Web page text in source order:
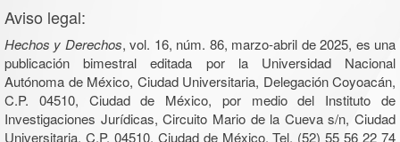
Aviso legal:
Hechos y Derechos, vol. 16, núm. 86, marzo-abril de 2025, es una
publicación bimestral editada por la Universidad Nacional
Autónoma de México, Ciudad Universitaria, Delegación Coyoacán,
C.P. 04510, Ciudad de México, por medio del Instituto de
Investigaciones Jurídicas, Circuito Mario de la Cueva s/n, Ciudad
Universitaria, C.P. 04510, Ciudad de México, Tel. (52) 55 56 22 74